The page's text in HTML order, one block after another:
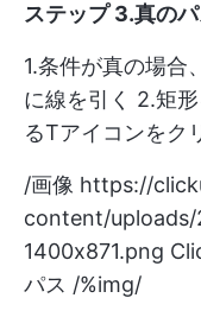
ステップ 3.真の
1.条件が真の場合
に線を引く 2.矩
るTアイコンをク
/画像 https://
content/
1400x871.png
パス /%img/